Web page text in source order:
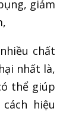
chất
nhất là,
thể giúp
hiệu